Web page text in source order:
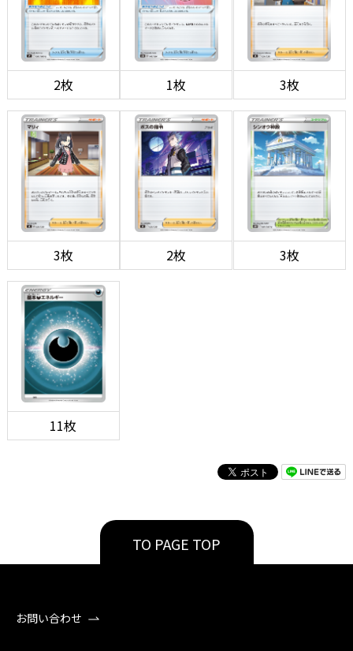
2枚 1枚 3枚
3枚 2枚 3枚
11枚
TO PAGE TOP
お問い合わせ